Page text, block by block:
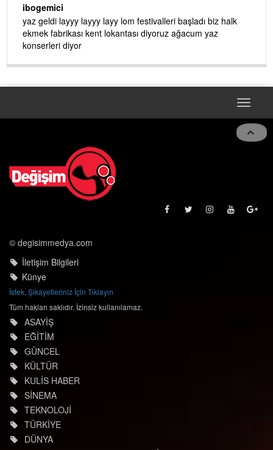
ibogemici
yaz geldi layyy layyy layy lom festivalleri başladı biz halk
ekmek fabrikası kent lokantası diyoruz ağacum yaz
konserleri diyor
Toggle
© degisimmedya.com
İletişim Bilgileri
Künye
İstek, Şikayetleriniz İçin Tıklayın
Tüm hakları saklıdır. İzinsiz kullanılamaz.
ASAYİŞ
EĞİTİM
GÜNCEL
KÜLTÜR
KULİS HABER
SİNEMA
TEKNOLOJİ
TÜRKİYE
DÜNYA